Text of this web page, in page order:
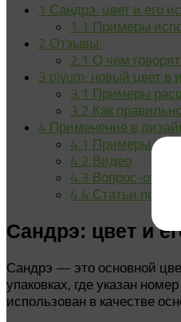
1 Сандрэ: цвет и его
1.1 Примеры
2 Отзывы:
2.1 О чем
3 plyum: новый цвет в
3.1 Примеры
3.2 Как
4 Применение в
4.1 Примеры
4.2 Видео
4.3 Вопрос-ответ
4.4 Статьи по
Сандрэ: цвет и
Сандрэ — это основной
упаковках, где указан
использован в качестве